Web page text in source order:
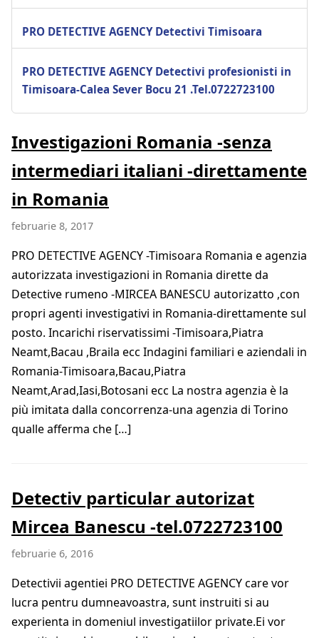
PRO DETECTIVE AGENCY Detectivi Timisoara
PRO DETECTIVE AGENCY Detectivi profesionisti in
Timisoara-Calea Sever Bocu 21 .Tel.0722723100
Investigazioni Romania -senza
intermediari italiani -direttamente
in Romania
februarie 8, 2017
PRO DETECTIVE AGENCY -Timisoara Romania e agenzia
autorizzata investigazioni in Romania dirette da
Detective rumeno -MIRCEA BANESCU autorizatto ,con
propri agenti investigativi in Romania-direttamente sul
posto. Incarichi riservatissimi -Timisoara,Piatra
Neamt,Bacau ,Braila ecc Indagini familiari e aziendali in
Romania-Timisoara,Bacau,Piatra
Neamt,Arad,Iasi,Botosani ecc La nostra agenzia è la
più imitata dalla concorrenza-una agenzia di Torino
qualle afferma che […]
Detectiv particular autorizat
Mircea Banescu -tel.0722723100
februarie 6, 2016
Detectivii agentiei PRO DETECTIVE AGENCY care vor
lucra pentru dumneavoastra, sunt instruiti si au
experienta in domeniul investigatiilor private.Ei vor